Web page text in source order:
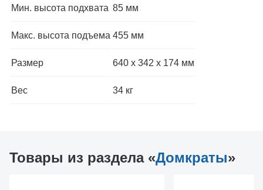
Мин. высота подхвата 85 мм
Макс. высота подъема 455 мм
Размер 640 х 342 х 174 мм
Вес 34 кг
Товары из раздела «Домкраты»